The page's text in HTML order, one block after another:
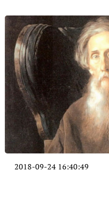
2018-09-24 16:40:49